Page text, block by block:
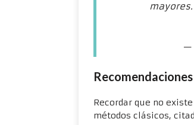
—
Recordar que no
métodos clásicos,